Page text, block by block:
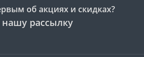
об акциях и скидках?
рассылку